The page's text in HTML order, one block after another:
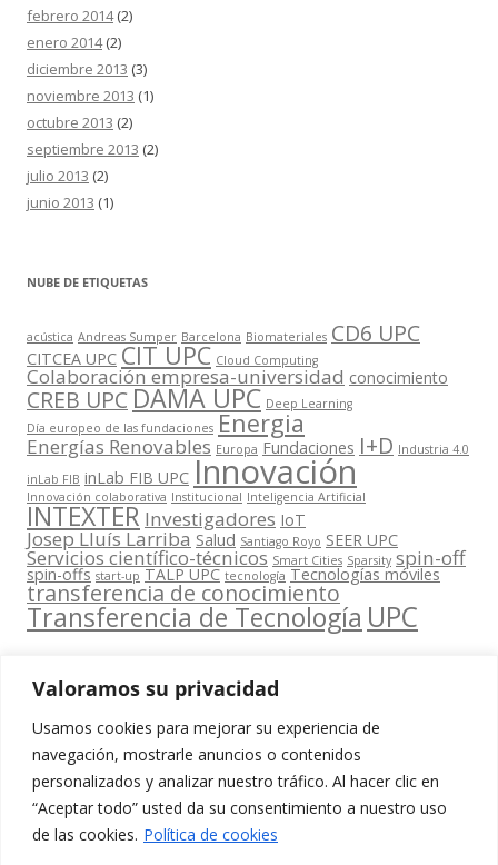
Valoramos su privacidad
Usamos cookies para mejorar su experiencia de
navegación, mostrarle anuncios o contenidos
personalizados y analizar nuestro tráfico. Al hacer clic en
“Aceptar todo” usted da su consentimiento a nuestro uso
de las cookies. Política de cookies
febrero 2014(2)
enero 2014(2)
diciembre 2013 (3)
noviembre 2013 (1)
octubre 2013 (2)
septiembre 2013 (2)
julio 2013 (2)
junio 2013 (1)
NUBE DE ETIQUETAS
acústica Andreas Sumper Barcelona Biomateriales CD6 UPC
CITCEA UPC CIT UPC Cloud Computing
Colaboración empresa-universidad conocimiento
CREB UPCDAMA UPC Deep Learning
Día europeo de las fundaciones Energia
Energías Renovables Europa Fundaciones I+D Industria 4.0
inLab FIB inLab FIB UPC Innovación
Innovación colaborativa Institucional Inteligencia Artificial
INTEXTER Investigadores IoT
Josep Lluís Larriba Salud Santiago Royo SEER UPC
Servicios científico-técnicos Smart Cities Sparsity spin-off
spin-offs start-up TALP UPC tecnología Tecnologías móviles
transferencia de conocimiento
Transferencia de Tecnología UPC
Contacta
amb
nosaltres
Edifici
www.cit.upc.edu
Segueix-nos